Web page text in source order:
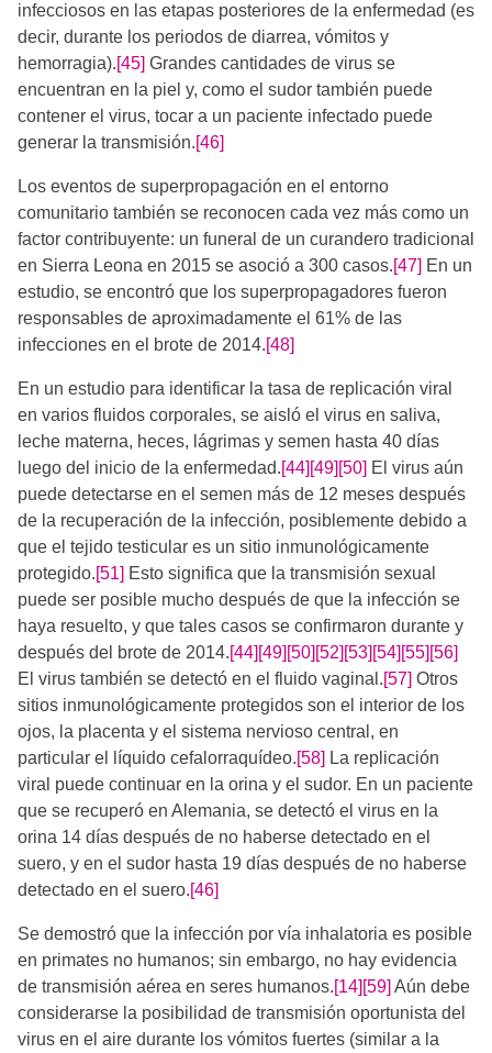
infecciosos en las etapas posteriores de la enfermedad (es
decir, durante los periodos de diarrea, vómitos y
hemorragia).[45] Grandes cantidades de virus se
encuentran en la piel y, como el sudor también puede
contener el virus, tocar a un paciente infectado puede
generar la transmisión.[46]
Los eventos de superpropagación en el entorno
comunitario también se reconocen cada vez más como un
factor contribuyente: un funeral de un curandero tradicional
en Sierra Leona en 2015 se asoció a 300 casos.[47] ​ En un
estudio, se encontró que los superpropagadores fueron
responsables de aproximadamente el 61% de las
infecciones en el brote de 2014.[48]
En un estudio para identificar la tasa de replicación viral
en varios fluidos corporales, se aisló el virus en saliva,
leche materna, heces, lágrimas y semen hasta 40 días
luego del inicio de la enfermedad.[44] [49] [50] ​​ El virus aún
puede detectarse en el semen más de 12 meses después
de la recuperación de la infección, posiblemente debido a
que el tejido testicular es un sitio inmunológicamente
protegido.[51] ​ Esto significa que la transmisión sexual
puede ser posible mucho después de que la infección se
haya resuelto,​​ y que tales casos se confirmaron durante y
después del brote de 2014.[44] [49] [50] [52] [53] [54] [55] [56]
El virus también se detectó en el fluido vaginal.[57] Otros
sitios inmunológicamente protegidos son el interior de los
ojos, la placenta y el sistema nervioso central, en
particular el líquido cefalorraquídeo.[58] ​​ La replicación
viral puede continuar en la orina y el sudor. En un paciente
que se recuperó en Alemania, se detectó el virus en la
orina 14 días después de no haberse detectado en el
suero, y en el sudor hasta 19 días después de no haberse
detectado en el suero.[46]
Se demostró que la infección por vía inhalatoria es posible
en primates no humanos; sin embargo, no hay evidencia
de transmisión aérea en seres humanos.[14] [59] ​ Aún debe
considerarse la posibilidad de transmisión oportunista del
virus en el aire durante los vómitos fuertes (similar a la